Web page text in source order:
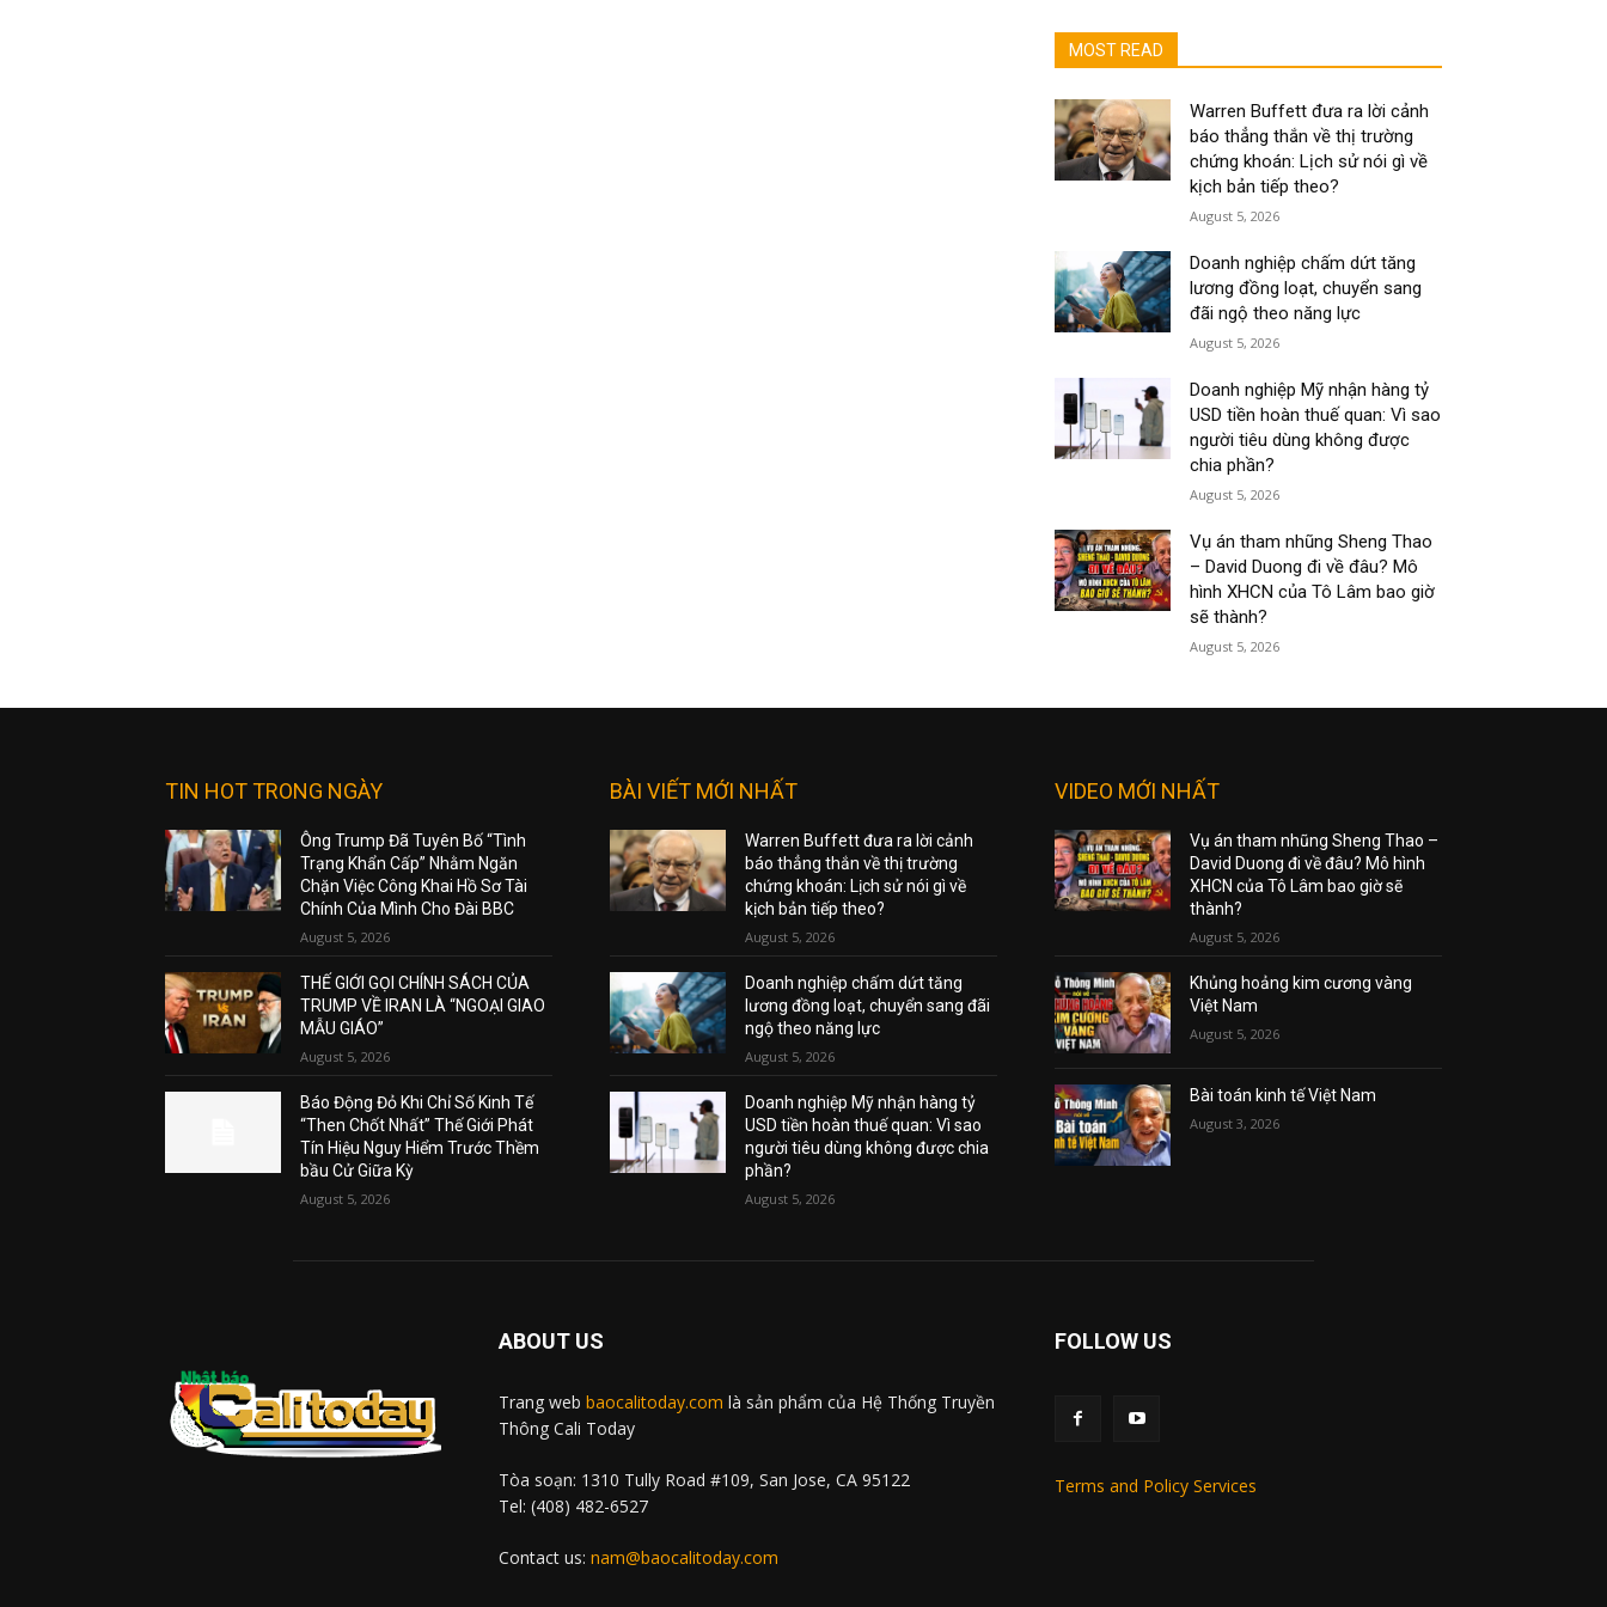
MOST READ
Warren Buffett đưa ra lời cảnh
báo thẳng thắn về thị trường
chứng khoán: Lịch sử nói gì về
kịch bản tiếp theo?
August 5, 2026
Doanh nghiệp chấm dứt tăng
lương đồng loạt, chuyển sang
đãi ngộ theo năng lực
August 5, 2026
Doanh nghiệp Mỹ nhận hàng tỷ
USD tiền hoàn thuế quan: Vì sao
người tiêu dùng không được
chia phần?
August 5, 2026
Vụ án tham nhũng Sheng Thao
– David Duong đi về đâu? Mô
hình XHCN của Tô Lâm bao giờ
sẽ thành?
August 5, 2026
TIN HOT TRONG NGÀY
Ông Trump Đã Tuyên Bố “Tình
Trạng Khẩn Cấp” Nhằm Ngăn
Chặn Việc Công Khai Hồ Sơ Tài
Chính Của Mình Cho Đài BBC
August 5, 2026
THẾ GIỚI GỌI CHÍNH SÁCH CỦA
TRUMP VỀ IRAN LÀ “NGOẠI GIAO
MẪU GIÁO”
August 5, 2026
Báo Động Đỏ Khi Chỉ Số Kinh Tế
“Then Chốt Nhất” Thế Giới Phát
Tín Hiệu Nguy Hiểm Trước Thềm
bầu Cử Giữa Kỳ
August 5, 2026
BÀI VIẾT MỚI NHẤT
Warren Buffett đưa ra lời cảnh
báo thẳng thắn về thị trường
chứng khoán: Lịch sử nói gì về
kịch bản tiếp theo?
August 5, 2026
Doanh nghiệp chấm dứt tăng
lương đồng loạt, chuyển sang đãi
ngộ theo năng lực
August 5, 2026
Doanh nghiệp Mỹ nhận hàng tỷ
USD tiền hoàn thuế quan: Vì sao
người tiêu dùng không được chia
phần?
August 5, 2026
VIDEO MỚI NHẤT
Vụ án tham nhũng Sheng Thao –
David Duong đi về đâu? Mô hình
XHCN của Tô Lâm bao giờ sẽ
thành?
August 5, 2026
Khủng hoảng kim cương vàng
Việt Nam
August 5, 2026
Bài toán kinh tế Việt Nam
August 3, 2026
ABOUT US
Trang web baocalitoday.com là sản phẩm của Hệ Thống Truyền
Thông Cali Today
Tòa soạn: 1310 Tully Road #109, San Jose, CA 95122
Tel: (408) 482-6527
Contact us: nam@baocalitoday.com
FOLLOW US
Terms and Policy Services